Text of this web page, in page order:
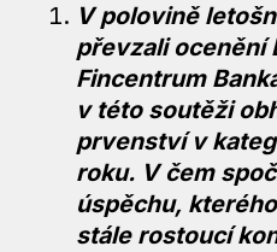
V polovině
převzali ocenění
Fincentrum
v této soutěži
prvenství v
roku. V čem
úspěchu,
stále rostoucí